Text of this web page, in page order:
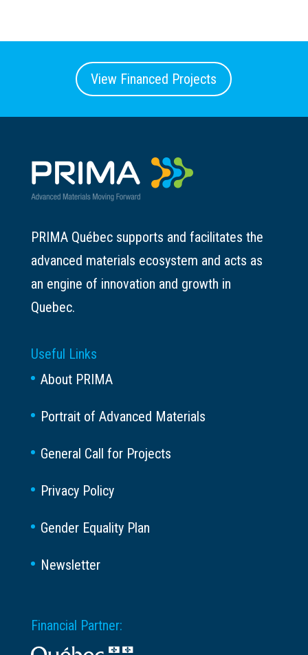
View Financed Projects
PRIMA Québec supports and facilitates the
advanced materials ecosystem and acts as
an engine of innovation and growth in
Quebec.
Useful Links
About PRIMA
Portrait of Advanced Materials
General Call for Projects
Privacy Policy
Gender Equality Plan
Newsletter
Financial Partner: